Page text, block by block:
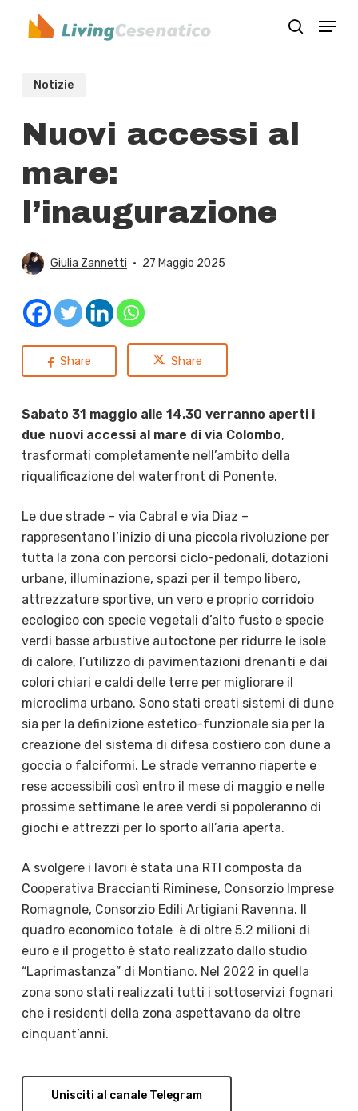
search
Menu
Notizie
Nuovi accessi al
mare:
l’inaugurazione
Giulia Zannetti 27 Maggio 2025
Share Share
Sabato 31 maggio alle 14.30 verranno aperti i
due nuovi accessi al mare di via Colombo,
trasformati completamente nell’ambito della
riqualificazione del waterfront di Ponente.
Le due strade – via Cabral e via Diaz –
rappresentano l’inizio di una piccola rivoluzione per
tutta la zona con percorsi ciclo-pedonali, dotazioni
urbane, illuminazione, spazi per il tempo libero,
attrezzature sportive, un vero e proprio corridoio
ecologico con specie vegetali d’alto fusto e specie
verdi basse arbustive autoctone per ridurre le isole
di calore, l’utilizzo di pavimentazioni drenanti e dai
colori chiari e caldi delle terre per migliorare il
microclima urbano. Sono stati creati sistemi di dune
sia per la definizione estetico-funzionale sia per la
creazione del sistema di difesa costiero con dune a
goccia o falciformi. Le strade verranno riaperte e
rese accessibili così entro il mese di maggio e nelle
prossime settimane le aree verdi si popoleranno di
giochi e attrezzi per lo sporto all’aria aperta.
A svolgere i lavori è stata una RTI composta da
Cooperativa Braccianti Riminese, Consorzio Imprese
Romagnole, Consorzio Edili Artigiani Ravenna. Il
quadro economico totale è di oltre 5.2 milioni di
euro e il progetto è stato realizzato dallo studio
“Laprimastanza” di Montiano. Nel 2022 in quella
zona sono stati realizzati tutti i sottoservizi fognari
che i residenti della zona aspettavano da oltre
cinquant’anni.
Unisciti al canale Telegram